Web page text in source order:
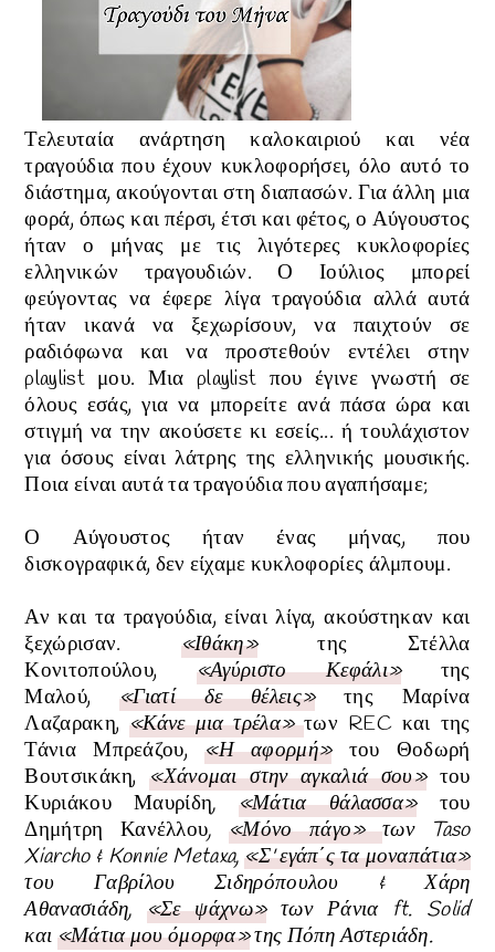
Τελευταία ανάρτηση καλοκαιριού και νέα
τραγούδια που έχουν κυκλοφορήσει, όλο αυτό το
διάστημα, ακούγονται στη διαπασών. Για άλλη μια
φορά, όπως και πέρσι, έτσι και φέτος, ο Αύγουστος
ήταν ο μήνας με τις λιγότερες κυκλοφορίες
ελληνικών τραγουδιών. Ο Ιούλιος μπορεί
φεύγοντας να έφερε λίγα τραγούδια αλλά αυτά
ήταν ικανά να ξεχωρίσουν, να παιχτούν σε
ραδιόφωνα και να προστεθούν εντέλει στην
playlist μου. Μια playlist που έγινε γνωστή σε
όλους εσάς, για να μπορείτε ανά πάσα ώρα και
στιγμή να την ακούσετε κι εσείς... ή τουλάχιστον
για όσους είναι λάτρης της ελληνικής μουσικής.
Ποια είναι αυτά τα τραγούδια που αγαπήσαμε;
Ο Αύγουστος
ήταν ένας μήνας, που
δισκογραφικά, δεν είχαμε κυκλοφορίες άλμπουμ.
Αν και τα τραγούδια, είναι λίγα, ακούστηκαν και
ξεχώρισαν. «Ιθάκη»της Στέλλα
Κονιτοπούλου, «Αγύριστο Κεφάλι»της
Μαλού,«Γιατί δε θέλεις»της Μαρίνα
Λαζαρακη,«Κάνε μια τρέλα»των REC και της
Τάνια Μπρεάζου,
«Η αφορμή» του Θοδωρή
Βουτσικάκη, «Χάνομαι στην αγκαλιά σου» του
Κυριάκου Μαυρίδη, «Μάτια θάλασσα»
του
Δημήτρη Κανέλλου,«Μόνο πάγο»των
Taso
Xiarcho & Konnie Metaxa,«Σ' εγάπ΄ς τα μοναπάτια»
τουΓαβρίλου Σιδηρόπουλου & Χάρη
Αθανασιάδη, «Σε ψάχνω»των Ράνια ft. Solid
και «Μάτια μου όμορφα»της Πόπη Αστεριάδη.